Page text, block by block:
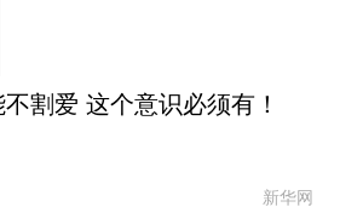
割爱 这个意识必须有！
新华网